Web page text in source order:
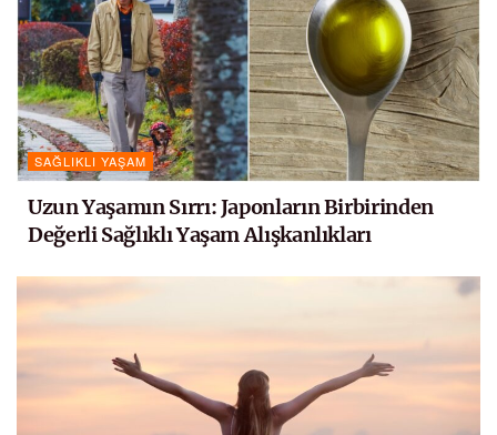
SAĞLIKLI YAŞAM
Uzun Yaşamın Sırrı: Japonların Birbirinden
Değerli Sağlıklı Yaşam Alışkanlıkları